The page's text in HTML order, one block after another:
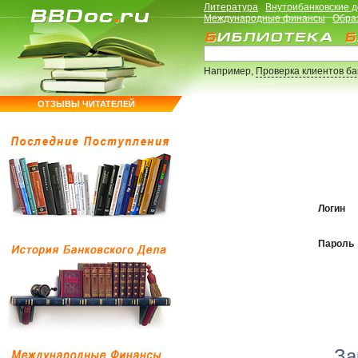
ОТЗЫВЫ ЧИТАТЕЛЕЙ
Литература
Внутрибанковские
Международные финансы
Например,Проверка клиентов
Логин
Пароль